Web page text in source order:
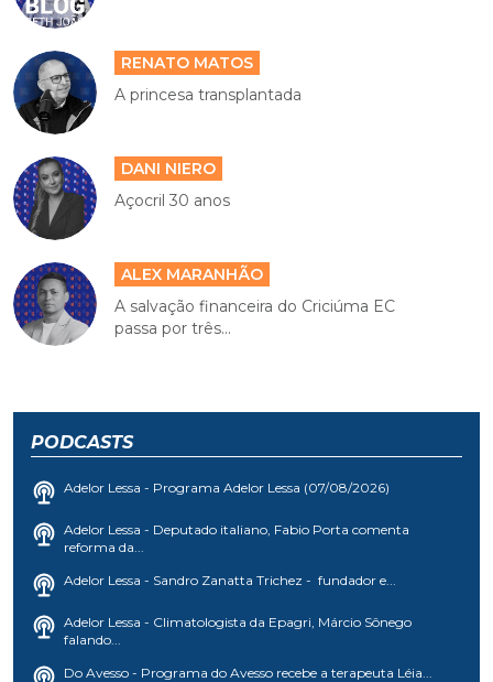
RENATO MATOS
A princesa transplantada
DANI NIERO
Açocril 30 anos
ALEX MARANHÃO
A salvação financeira do Criciúma EC
passa por três...
PODCASTS
Adelor Lessa - Programa Adelor Lessa (07/08/2026)
Adelor Lessa - Deputado italiano, Fabio Porta comenta
reforma da...
Adelor Lessa - Sandro Zanatta Trichez - fundador e...
Adelor Lessa - Climatologista da Epagri, Márcio Sônego
falando...
Do Avesso - Programa do Avesso recebe a terapeuta Léia...